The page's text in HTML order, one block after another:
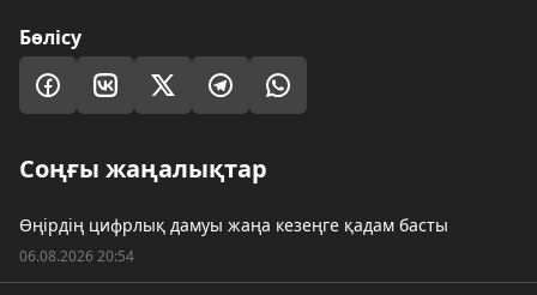
Бөлісу
Соңғы жаңалықтар
Өңірдің цифрлық дамуы жаңа кезеңге қадам басты
06.08.2026 20:54